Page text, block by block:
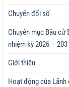
Chuyển đổi số
Chuyên mục Bầu cử
nhiệm kỳ 2026 –
Giới thiệu
Hoạt động của Lãnh